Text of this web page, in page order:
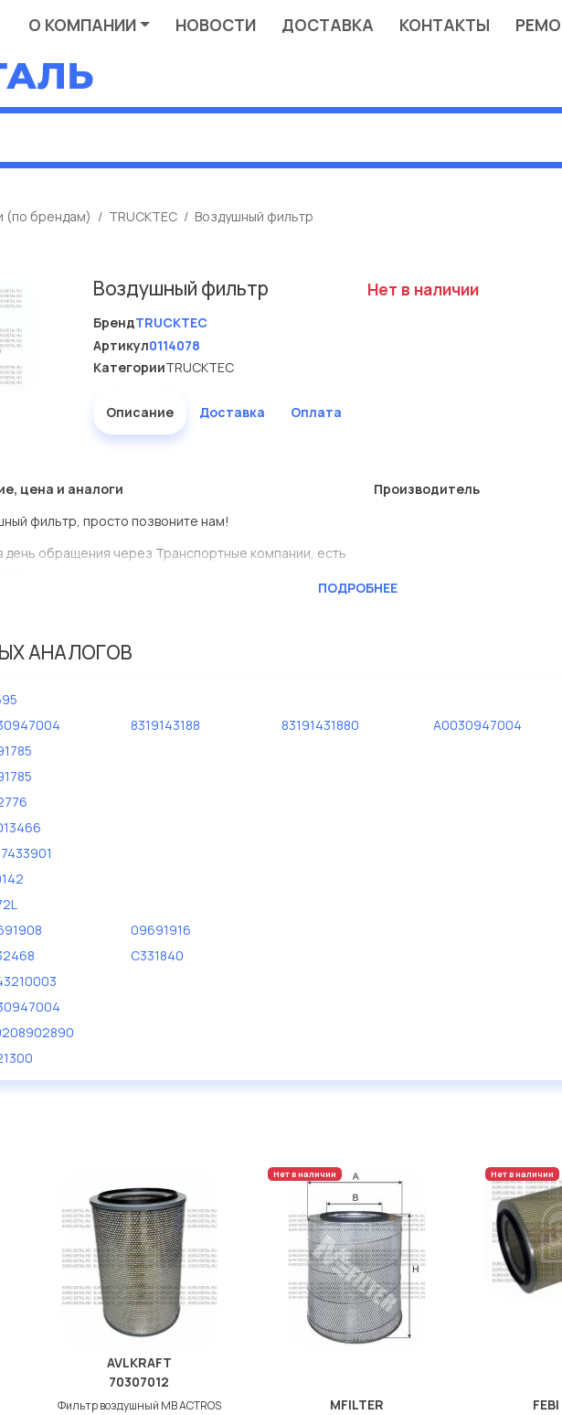
О КОМПАНИИ НОВОСТИ ДОСТАВКА КОНТАКТЫ
(по брендам) TRUCKTEC Воздушный фильтр
Воздушный фильтр
БрендTRUCKTEC
Артикул0114078
КатегорииTRUCKTEC
Нет в наличии
Описание Доставка Оплата
цена и аналоги
фильтр, просто позвоните нам!
день обращения через Транспортные компании, есть
колодки тормозные дисковые с гарантией от
Производитель
ПОДРОБНЕЕ
АНАЛОГОВ
8319143188 83191431880
A0030947004
09691916
C331840
AVLKRAFT
70307012
Фильтр воздушный МВ ACTROS
Нет в наличии
MFILTER
Нет в наличии